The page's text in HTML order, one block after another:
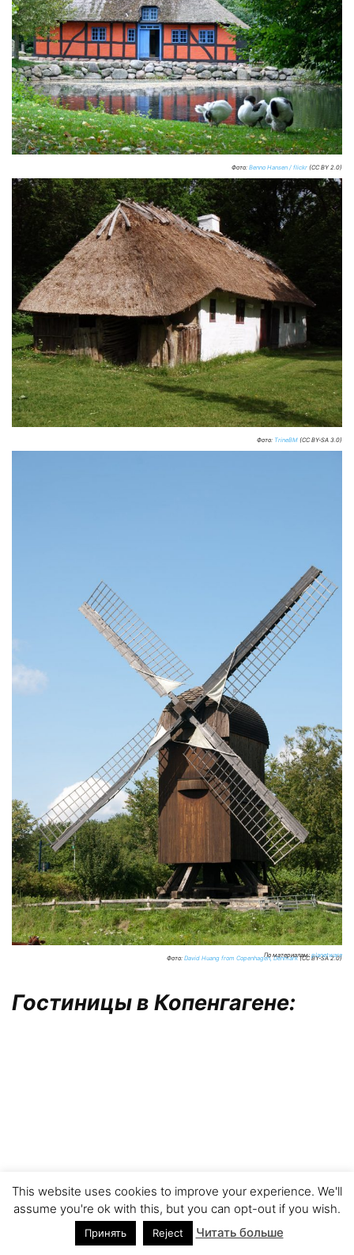
Фото: Benno Hansen / flickr (CC BY 2.0)
Фото: TrineBM (CC BY-SA 3.0)
Фото: David Huang from Copenhagen, Denmark(CC BY-SA 2.0)
По материалам:planetware
Гостиницы в Копенгагене:
This website uses cookies to improve your experience. We'll
assume you're ok with this, but you can opt-out if you wish.
Принять Reject Читать больше